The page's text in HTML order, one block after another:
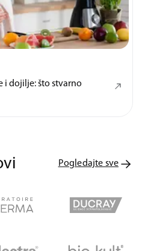
i dojilje: što stvarno
Pogledajte sve